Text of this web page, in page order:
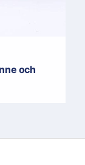
och